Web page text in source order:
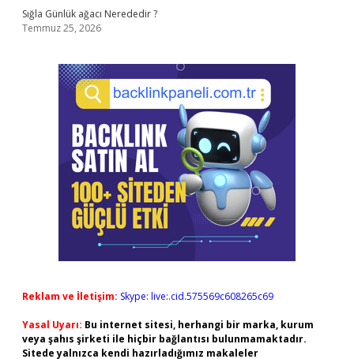
Sığla Günlük ağacı Nerededir ?
Temmuz 25, 2026
Reklam ve İletişim: Skype: live:.cid.575569c608265c69
Yasal Uyarı: Bu internet sitesi, herhangi bir marka, kurum
veya şahıs şirketi ile hiçbir bağlantısı bulunmamaktadır.
Sitede yalnızca kendi hazırladığımız makaleler